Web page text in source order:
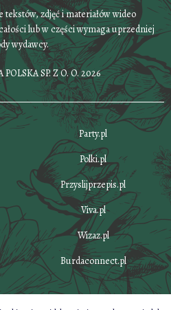
zdjęć i materiałów wideo
lub w części wymaga uprzedniej
wydawcy.
SP. Z O. O. 2026
Party.pl
Polki.pl
Przyslijprzepis.pl
Viva.pl
Wizaz.pl
Burdaconnect.pl